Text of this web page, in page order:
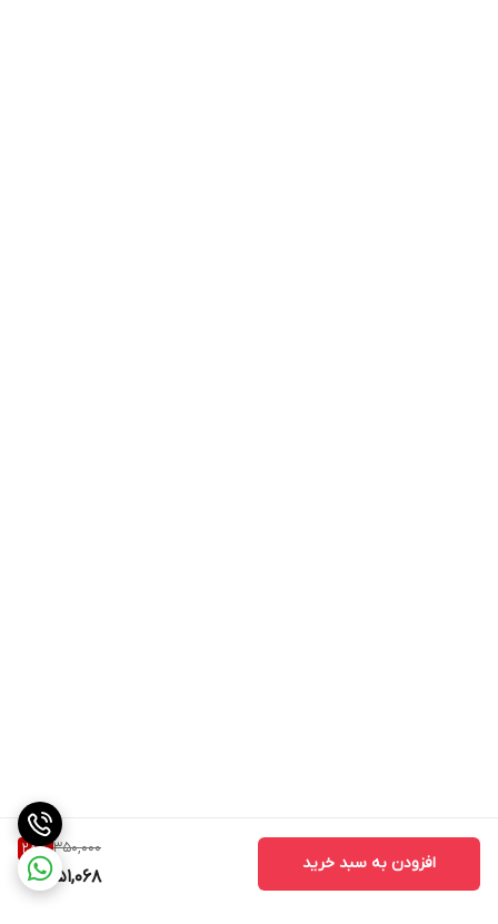
350,000
28%
251,068
افزودن به سبد خرید